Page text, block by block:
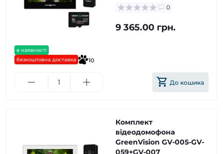
в наявності
безкоштовна доставка
10
0
9 365.00 грн.
До кошика
Комплект
відеодомофона
GreenVision GV-005-GV-
059+GV-007